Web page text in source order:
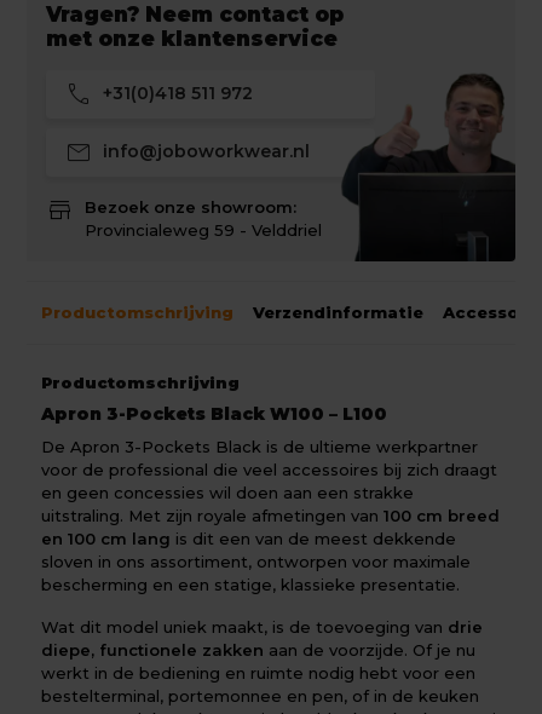
Vragen? Neem contact op
met onze klantenservice
call +31(0)418 511 972
mail info@joboworkwear.nl
store
Bezoek onze showroom:
Provincialeweg 59 - Velddriel
Productomschrijving Verzendinformatie
Productomschrijving
Apron 3-Pockets Black W100 – L100
De Apron 3-Pockets Black is de ultieme werkpartner
voor de professional die veel accessoires bij zich draagt
en geen concessies wil doen aan een strakke
uitstraling. Met zijn royale afmetingen van100 cm breed
en 100 cm lang is dit een van de meest dekkende
sloven in ons assortiment, ontworpen voor maximale
bescherming en een statige, klassieke presentatie.
Wat dit model uniek maakt, is de toevoeging van drie
diepe, functionele zakken aan de voorzijde. Of je nu
werkt in de bediening en ruimte nodig hebt voor een
bestelterminal, portemonnee en pen, of in de keuken